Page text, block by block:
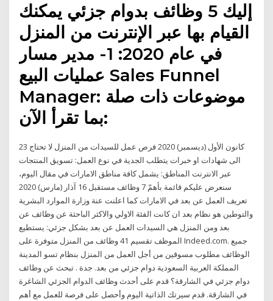
إليك 5 وظائف بدوام جزئي يمكنك
القيام بها عبر الإنترنت من المنزل
في عام 2020: 1- مدير مسار
عمليات البيع Sales Funnel
Manager: موضوعات ذات صلة
بما تقرأ الآن:
23 كانون الأول (ديسمبر) 2020 فرص عمل للسيدات من المنزل لا تحتاج
الى شهادات او خبرات يتطلب الجدية في نوع العمل: تسويق المنتجات
عبر الانترنت المناطق: يشمل كافة مناطق الامارات في مقال اليوم،
سنعرض عليكم قائمة بأهمّ 7 وظائف مستقبل 16 آذار (مارس) 2020
تعريف العمل عن بعد في الامارات كما اعلنت عنة وزارة الموارد البشرية
والتوطين هو نظام بعد ان كانت الفئة الاولي والاكثر الباحثة عن وظائف عن
بعد ومن المنزل هي السيدات العمل عن بعد بشكل جزئي: يستطيع
الموظف تقسيم 41 وظائف من المنزل متوفرة على Indeed.com. جميع
الوظائف مطلوب مسوقين من أجل العمل من المنزل بنظام تسو المدينة
المملكة العربية السعودية دوام جزئي من بعد. جدة . تبحث عن وظائف
دوام جزئي في الشارقة؟ قدم على أحدث وظائف الدوام الجزئي الشاغرة
في الشارقة. قدم سيرتك الذاتية اليوم وأحصل على فرصة للعمل مع أهم